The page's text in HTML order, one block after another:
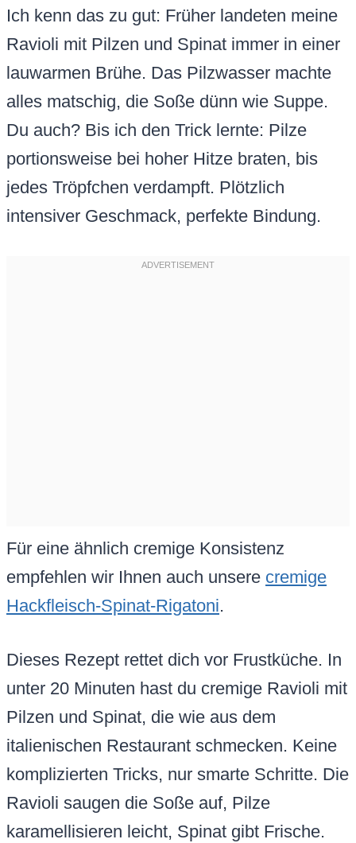
Ich kenn das zu gut: Früher landeten meine
Ravioli mit Pilzen und Spinat immer in einer
lauwarmen Brühe. Das Pilzwasser machte
alles matschig, die Soße dünn wie Suppe.
Du auch? Bis ich den Trick lernte: Pilze
portionsweise bei hoher Hitze braten, bis
jedes Tröpfchen verdampft. Plötzlich
intensiver Geschmack, perfekte Bindung.
Für eine ähnlich cremige Konsistenz
empfehlen wir Ihnen auch unsere cremige
Hackfleisch-Spinat-Rigatoni.
Dieses Rezept rettet dich vor Frustküche. In
unter 20 Minuten hast du cremige Ravioli mit
Pilzen und Spinat, die wie aus dem
italienischen Restaurant schmecken. Keine
komplizierten Tricks, nur smarte Schritte. Die
Ravioli saugen die Soße auf, Pilze
karamellisieren leicht, Spinat gibt Frische.